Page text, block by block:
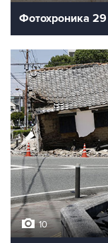
Фотохроника
10